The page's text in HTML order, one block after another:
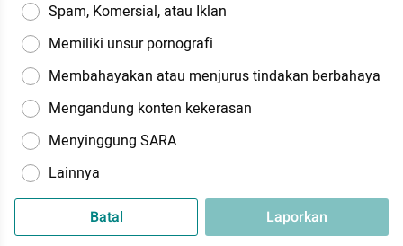
Spam, Komersial, atau Iklan
Memiliki unsur pornografi
Membahayakan atau menjurus tindakan berbahaya
Mengandung konten kekerasan
Menyinggung SARA
Lainnya
Batal Laporkan